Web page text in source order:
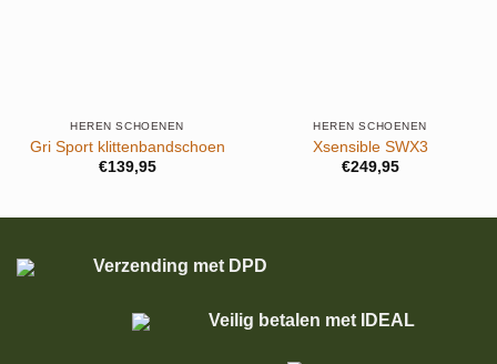
HEREN SCHOENEN
Gri Sport klittenbandschoen
€139,95
HEREN SCHOENEN
Xsensible SWX3
€249,95
Verzending met DPD
Veilig betalen met IDEAL